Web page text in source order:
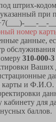
штрих-
при
___-__-
номер
данные,
310-000-3
карты и Ф.И.О.
кабинету для
баллов.